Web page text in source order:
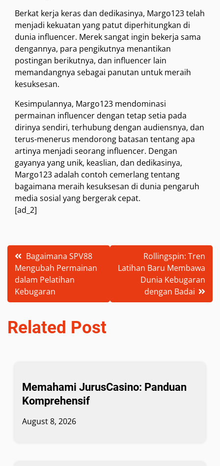
Berkat kerja keras dan dedikasinya, Margo123 telah
menjadi kekuatan yang patut diperhitungkan di
dunia influencer. Merek sangat ingin bekerja sama
dengannya, para pengikutnya menantikan
postingan berikutnya, dan influencer lain
memandangnya sebagai panutan untuk meraih
kesuksesan.
Kesimpulannya, Margo123 mendominasi
permainan influencer dengan tetap setia pada
dirinya sendiri, terhubung dengan audiensnya, dan
terus-menerus mendorong batasan tentang apa
artinya menjadi seorang influencer. Dengan
gayanya yang unik, keaslian, dan dedikasinya,
Margo123 adalah contoh cemerlang tentang
bagaimana meraih kesuksesan di dunia pengaruh
media sosial yang bergerak cepat.
[ad_2]
Post
navigation
Bagaimana SPV88
Mengubah Permainan
dalam Pelatihan
Kebugaran
Rollingspin: Tren
Latihan Baru Membawa
Dunia Kebugaran
dengan Badai
Related Post
Memahami JurusCasino: Panduan
Komprehensif
August 8, 2026